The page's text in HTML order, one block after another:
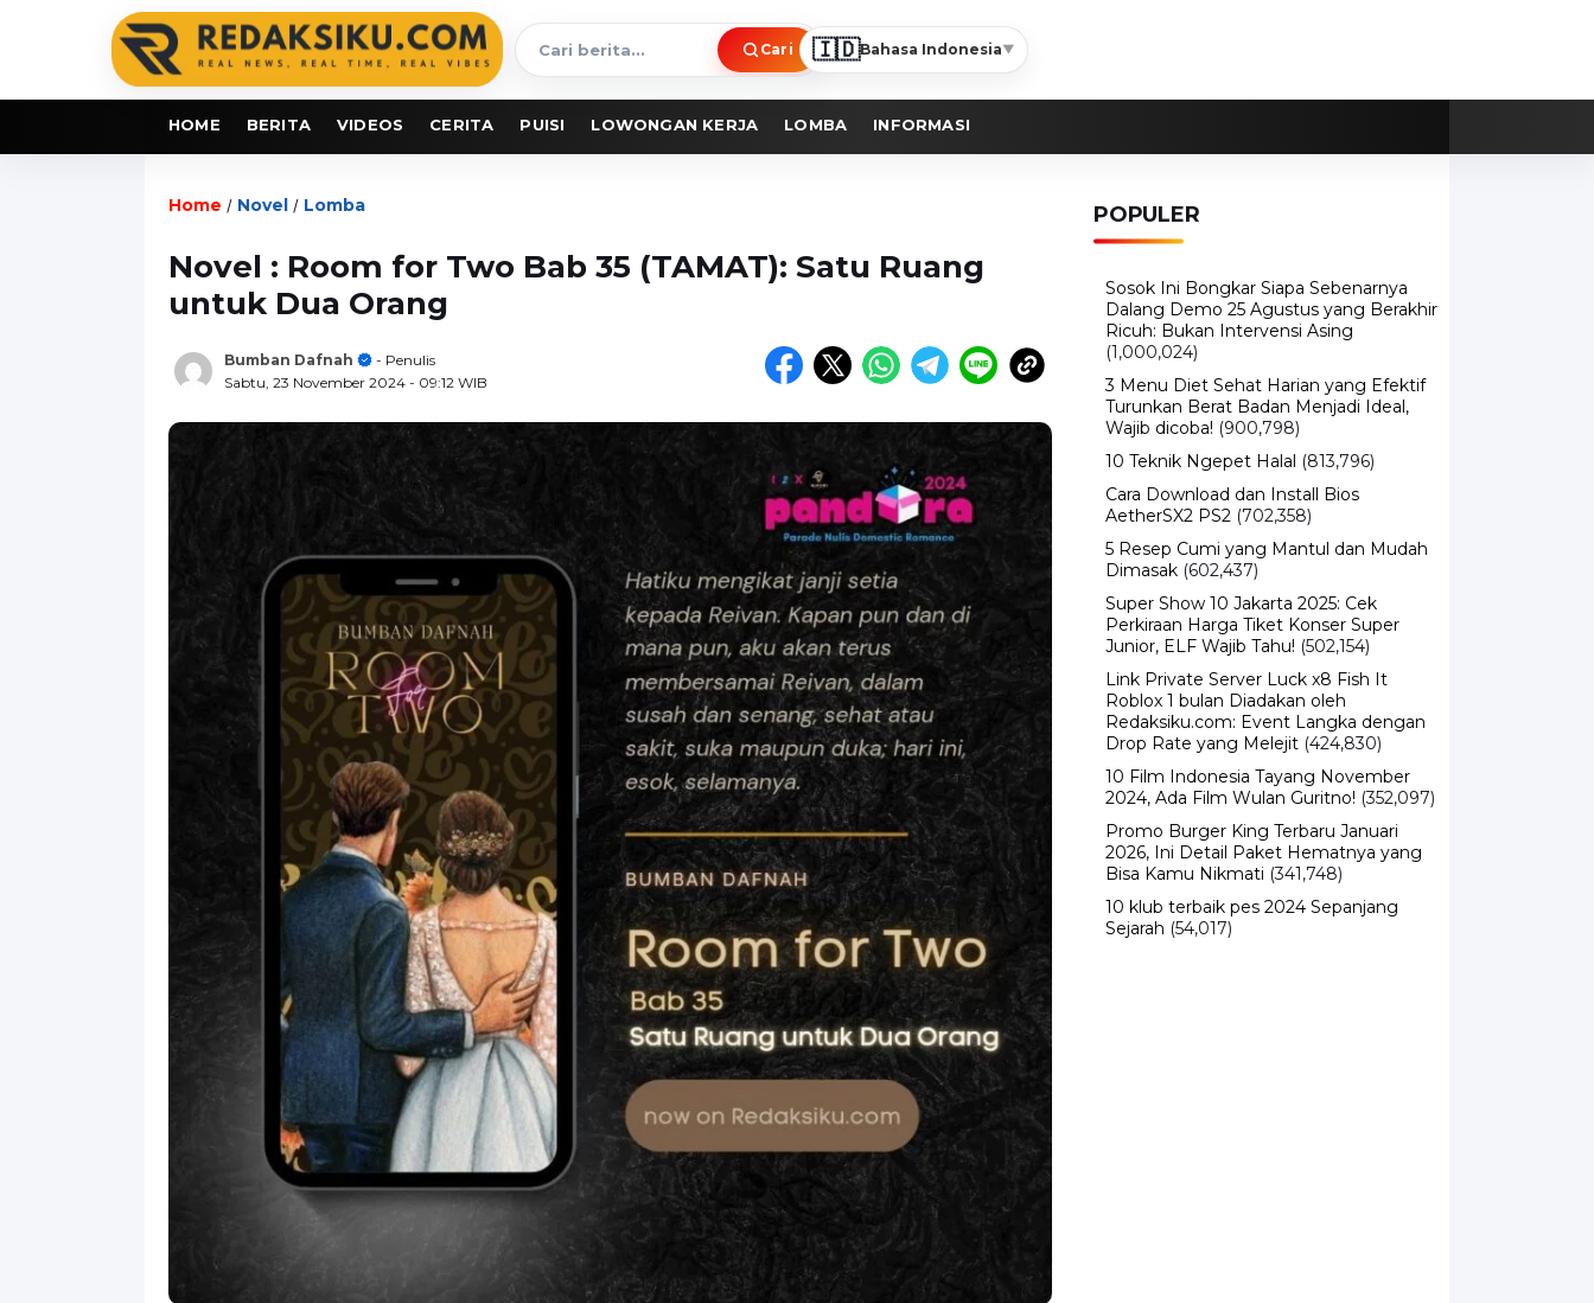
Cari
berita
Cari 🇮🇩Bahasa Indonesia▼
HOME BERITA VIDEOS CERITA PUISI LOWONGAN KERJA LOMBA INFORMASI
Home / Novel / Lomba
Novel : Room for Two Bab 35 (TAMAT): Satu Ruang
untuk Dua Orang
Bumban Dafnah
- Penulis
Sabtu, 23 November 2024 - 09:12 WIB
POPULER
Sosok Ini Bongkar Siapa Sebenarnya
Dalang Demo 25 Agustus yang Berakhir
Ricuh: Bukan Intervensi Asing
(1,000,024)
3 Menu Diet Sehat Harian yang Efektif
Turunkan Berat Badan Menjadi Ideal,
Wajib dicoba! (900,798)
10 Teknik Ngepet Halal (813,796)
Cara Download dan Install Bios
AetherSX2 PS2 (702,358)
5 Resep Cumi yang Mantul dan Mudah
Dimasak (602,437)
Super Show 10 Jakarta 2025: Cek
Perkiraan Harga Tiket Konser Super
Junior, ELF Wajib Tahu! (502,154)
Link Private Server Luck x8 Fish It
Roblox 1 bulan Diadakan oleh
Redaksiku.com: Event Langka dengan
Drop Rate yang Melejit (424,830)
10 Film Indonesia Tayang November
2024, Ada Film Wulan Guritno! (352,097)
Promo Burger King Terbaru Januari
2026, Ini Detail Paket Hematnya yang
Bisa Kamu Nikmati (341,748)
10 klub terbaik pes 2024 Sepanjang
Sejarah (54,017)